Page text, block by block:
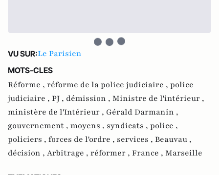
VU SUR:Le Parisien
MOTS-CLES
Réforme , réforme de la police judiciaire , police
judiciaire , PJ , démission , Ministre de l'intérieur ,
ministère de l'Intérieur , Gérald Darmanin ,
gouvernement , moyens , syndicats , police ,
policiers , forces de l'ordre , services , Beauvau ,
décision , Arbitrage , réformer , France , Marseille